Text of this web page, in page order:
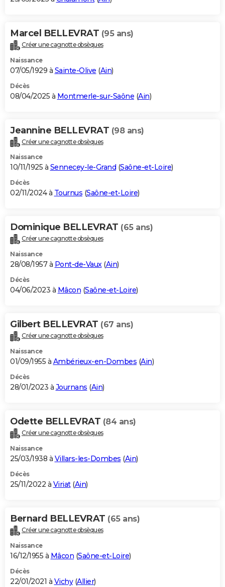
Marcel BELLEVRAT (95 ans)
Créer une cagnotte obsèques
Naissance
07/05/1929 à Sainte-Olive (Ain)
Décès
08/04/2025 à Montmerle-sur-Saône (Ain)
Jeannine BELLEVRAT (98 ans)
Créer une cagnotte obsèques
Naissance
10/11/1925 à Sennecey-le-Grand (Saône-et-Loire)
Décès
02/11/2024 à Tournus (Saône-et-Loire)
Dominique BELLEVRAT (65 ans)
Créer une cagnotte obsèques
Naissance
28/08/1957 à Pont-de-Vaux(Ain)
Décès
04/06/2023 à Mâcon (Saône-et-Loire)
Gilbert BELLEVRAT (67 ans)
Créer une cagnotte obsèques
Naissance
01/09/1955 à Ambérieux-en-Dombes (Ain)
Décès
28/01/2023 à Journans (Ain)
Odette BELLEVRAT (84 ans)
Créer une cagnotte obsèques
Naissance
25/03/1938 à Villars-les-Dombes (Ain)
Décès
25/11/2022 à Viriat(Ain)
Bernard BELLEVRAT (65 ans)
Créer une cagnotte obsèques
Naissance
16/12/1955 à Mâcon (Saône-et-Loire)
Décès
22/01/2021 à Vichy(Allier)